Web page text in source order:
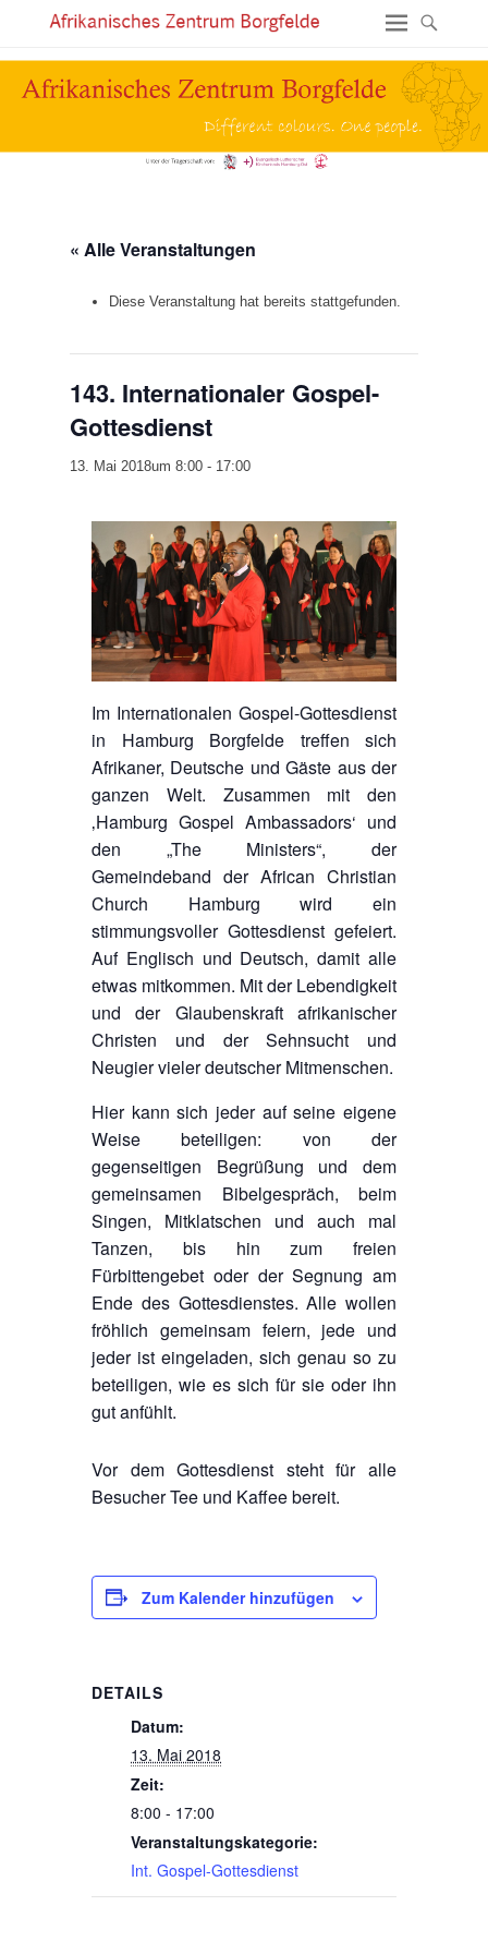
« Alle Veranstaltungen
Diese Veranstaltung hat bereits stattgefunden.
143. Internationaler Gospel-
Gottesdienst
13. Mai 2018um 8:00 - 17:00
Im Internationalen Gospel-Gottesdienst
in Hamburg Borgfelde treffen sich
Afrikaner, Deutsche und Gäste aus der
ganzen Welt. Zusammen mit den
‚Hamburg Gospel Ambassadors‘ und
den „The Ministers“, der
Gemeindeband der African Christian
Church Hamburg wird ein
stimmungsvoller Gottesdienst gefeiert.
Auf Englisch und Deutsch, damit alle
etwas mitkommen. Mit der Lebendigkeit
und der Glaubenskraft afrikanischer
Christen und der Sehnsucht und
Neugier vieler deutscher Mitmenschen.
Hier kann sich jeder auf seine eigene
Weise beteiligen: von der
gegenseitigen Begrüßung und dem
gemeinsamen Bibelgespräch, beim
Singen, Mitklatschen und auch mal
Tanzen, bis hin zum freien
Fürbittengebet oder der Segnung am
Ende des Gottesdienstes. Alle wollen
fröhlich gemeinsam feiern, jede und
jeder ist eingeladen, sich genau so zu
beteiligen, wie es sich für sie oder ihn
gut anfühlt.
Vor dem Gottesdienst steht für alle
Besucher Tee und Kaffee bereit.
Zum Kalender hinzufügen
DETAILS
Datum:
13. Mai 2018
Zeit:
8:00 - 17:00
Veranstaltungskategorie:
Int. Gospel-Gottesdienst